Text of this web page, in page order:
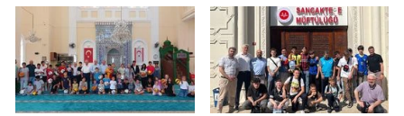
Mersin Müftülüğü
Muğla Müftülüğü
Muş Müftülüğü